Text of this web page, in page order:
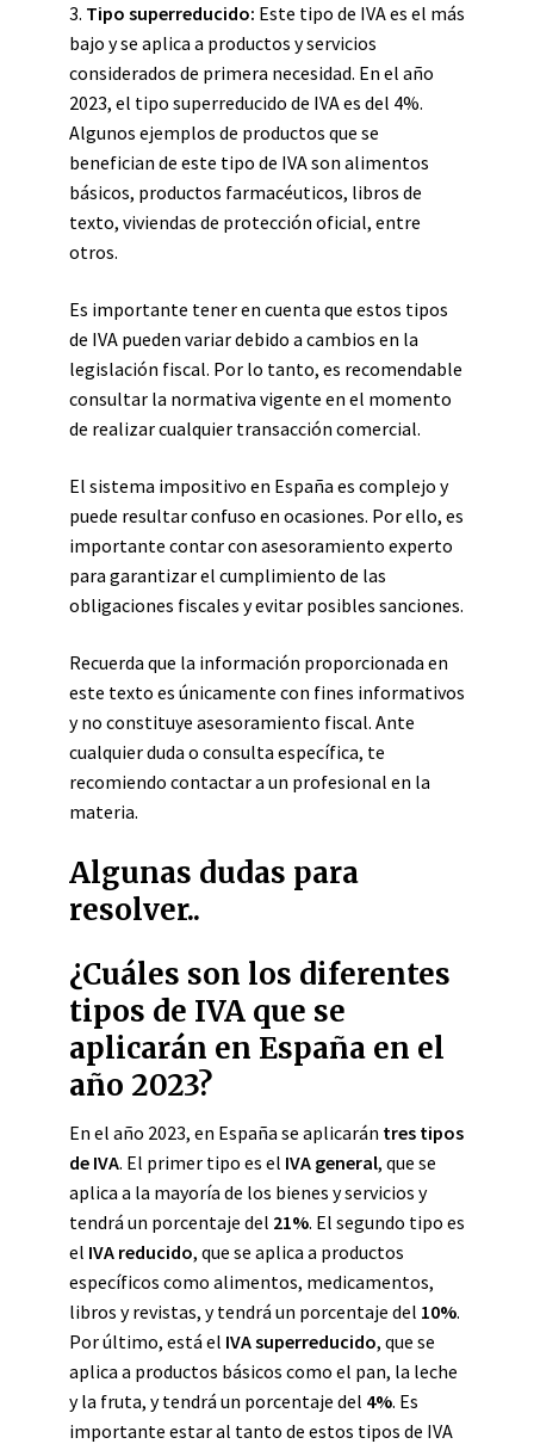
3. Tipo superreducido: Este tipo de IVA es el más
bajo y se aplica a productos y servicios
considerados de primera necesidad. En el año
2023, el tipo superreducido de IVA es del 4%.
Algunos ejemplos de productos que se
benefician de este tipo de IVA son alimentos
básicos, productos farmacéuticos, libros de
texto, viviendas de protección oficial, entre
otros.
Es importante tener en cuenta que estos tipos
de IVA pueden variar debido a cambios en la
legislación fiscal. Por lo tanto, es recomendable
consultar la normativa vigente en el momento
de realizar cualquier transacción comercial.
El sistema impositivo en España es complejo y
puede resultar confuso en ocasiones. Por ello, es
importante contar con asesoramiento experto
para garantizar el cumplimiento de las
obligaciones fiscales y evitar posibles sanciones.
Recuerda que la información proporcionada en
este texto es únicamente con fines informativos
y no constituye asesoramiento fiscal. Ante
cualquier duda o consulta específica, te
recomiendo contactar a un profesional en la
materia.
Algunas dudas para
resolver..
¿Cuáles son los diferentes
tipos de IVA que se
aplicarán en España en el
año 2023?
En el año 2023, en España se aplicarán tres tipos
de IVA. El primer tipo es el IVA general, que se
aplica a la mayoría de los bienes y servicios y
tendrá un porcentaje del 21%. El segundo tipo es
el IVA reducido, que se aplica a productos
específicos como alimentos, medicamentos,
libros y revistas, y tendrá un porcentaje del 10%.
Por último, está el IVA superreducido, que se
aplica a productos básicos como el pan, la leche
y la fruta, y tendrá un porcentaje del 4%. Es
importante estar al tanto de estos tipos de IVA